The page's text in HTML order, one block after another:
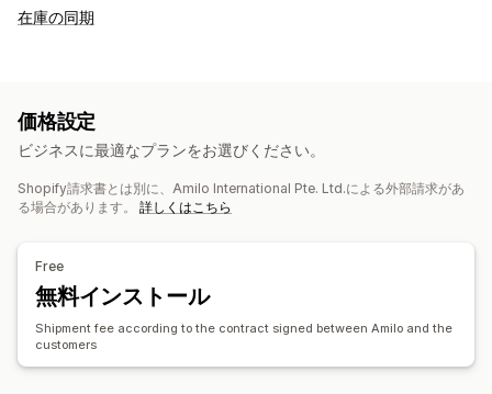
在庫の同期
価格設定
ビジネスに最適なプランをお選びください。
Shopify請求書とは別に、Amilo International Pte. Ltd.による外部請求があ
る場合があります。 詳しくはこちら
Free
無料インストール
Shipment fee according to the contract signed between Amilo and the
customers